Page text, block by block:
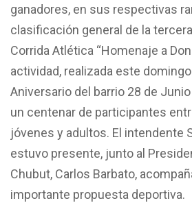
ganadores, en sus respectivas
clasificación general de la
Corrida Atlética “Homenaje a Don
actividad, realizada este
Aniversario del barrio 28 de
un centenar de participantes
jóvenes y adultos. El intendente
estuvo presente, junto al
Chubut, Carlos Barbato,
importante propuesta deportiva.